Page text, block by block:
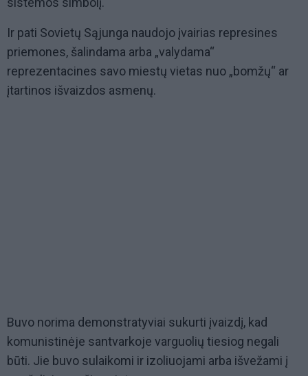
Ir pati Sovietų Sąjunga naudojo įvairias represines
priemones, šalindama arba „valydama“
reprezentacines savo miestų vietas nuo „bomžų“ ar
įtartinos išvaizdos asmenų.
Buvo norima demonstratyviai sukurti įvaizdį, kad
komunistinėje santvarkoje varguolių tiesiog negali
būti. Jie buvo sulaikomi ir izoliuojami arba išvežami į